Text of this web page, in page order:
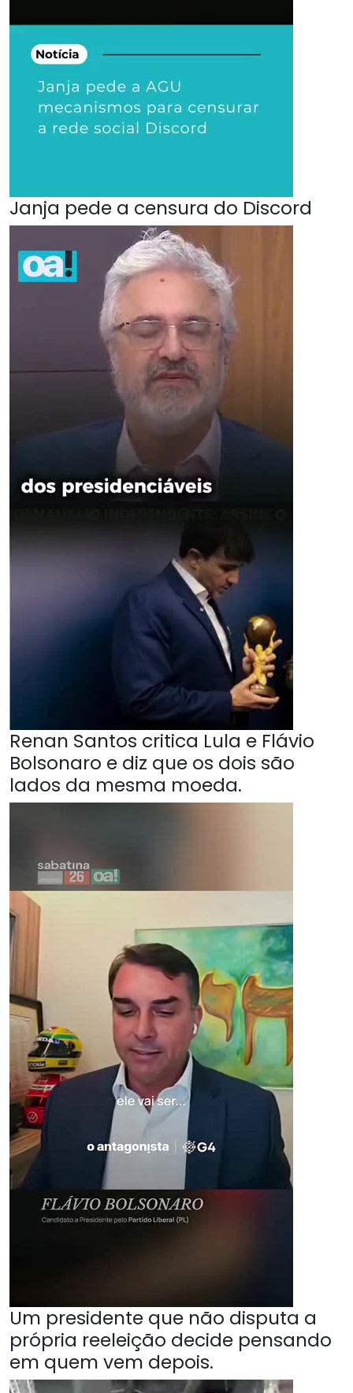
Janja pede a censura do Discord
Renan Santos critica Lula e Flávio
Bolsonaro e diz que os dois são
lados da mesma moeda.
Um presidente que não disputa a
própria reeleição decide pensando
em quem vem depois.